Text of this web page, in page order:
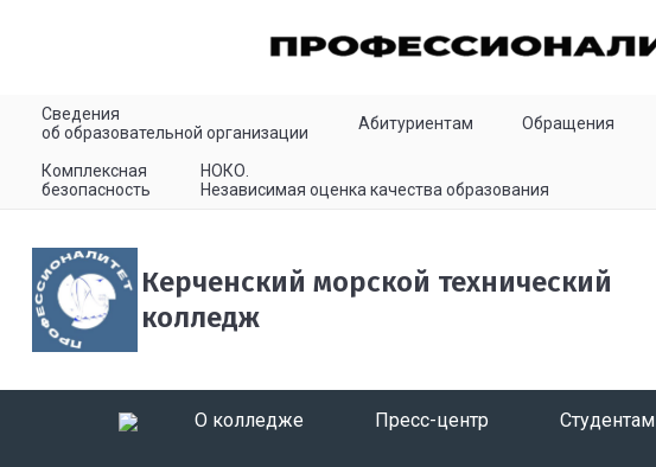
Сведения
об образовательной организации
Абитуриентам Обращения
Комплексная
безопасность
НОКО.
Независимая оценка качества образования
Керченский морской технический
колледж
О колледже Пресс-центр Студентам